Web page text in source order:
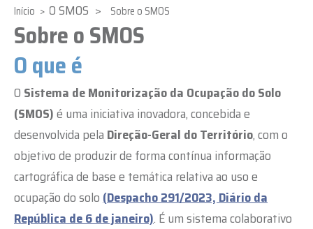
Início O SMOS Sobre o SMOS
Sobre o SMOS
O que é
O Sistema de Monitorização da Ocupação do Solo
(SMOS)é uma iniciativa inovadora, concebida e
desenvolvida pela Direção-Geral do Território, com o
objetivo de produzir de forma contínua informação
cartográficade base e temática relativa ao uso e
ocupação do solo(Despacho 291/2023, Diário da
República de 6 de janeiro). É um sistema colaborativo